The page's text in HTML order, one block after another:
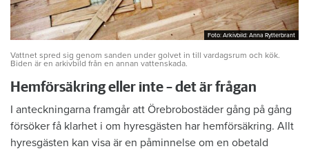
Foto: Arkivbild: Anna Rytterbrant
Foto: Arkivbild: Anna Rytterbrant
Vattnet spred sig genom sanden under golvet in till vardagsrum och kök.
Biden är en arkivbild från en annan vattenskada.
Hemförsäkring eller inte – det är frågan
I anteckningarna framgår att Örebrobostäder gång på gång
försöker få klarhet i om hyresgästen har hemförsäkring. Allt
hyresgästen kan visa är en påminnelse om en obetald